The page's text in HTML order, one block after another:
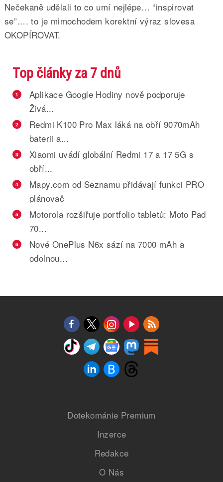
Nečekaně udělali to co umí nejlépe… “inspirovat
se”…. to je mimochodem korektní výraz slovesa
OKOPÍROVAT.
Top články za 7 dnů
1
Aplikace Google Hodiny nově podporuje
Živá...
2
Redmi K100 Pro Max láká na obří 9070mAh
baterii a...
3
Xiaomi uvádí globální Redmi 17 a 17 5G s
obří...
4
Mapy.com od Seznamu přidávají funkci PRO
plánovač
5
Motorola rozšiřuje portfolio tabletů: Moto Pad
70...
6
Nové OnePlus N6x sází na 7000 mAh a
odolnou...
Dotekománie Premium
Inzerce
Redakce
O Nás